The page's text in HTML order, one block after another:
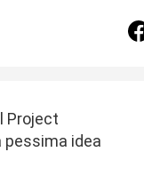
Project
pessima idea